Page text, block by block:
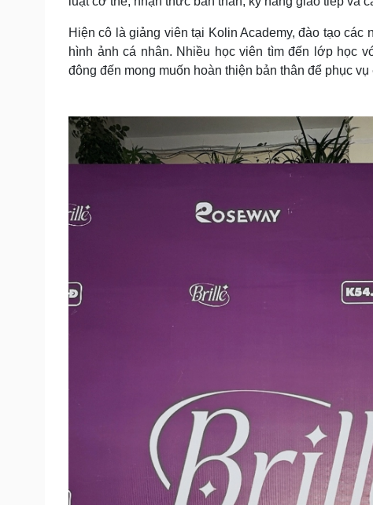
Làm đẹp - giảm cân
Ăn sạch sống khỏe
Cải chính
Hiện cô là giảng viên tại Kolin Academy, đào tạo
hình ảnh cá nhân. Nhiều học viên tìm đến lớp học
đông đến mong muốn hoàn thiện bản thân để phục